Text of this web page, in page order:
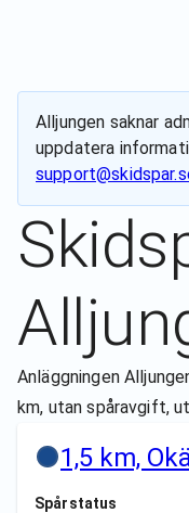
Alljungen saknar
uppdatera
Anläggningen
km, utan spåravgift,
1,5 km,
Spårstatus